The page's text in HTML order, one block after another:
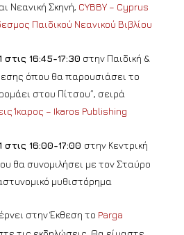
Νεανική Σκηνή, CYBBY – Cyprus
Παιδικού Νεανικού Βιβλίου
στις 16:45-17:30 στην Παιδική &
όπου θα παρουσιάσει το
στου Πίτσου”, σειρά
Ίκαρος – Ikaros Publishing
στις 16:00-17:00 στην Κεντρική
θα συνομιλήσει με τον Σταύρο
μυθιστόρημα
στην Έκθεση το Parga